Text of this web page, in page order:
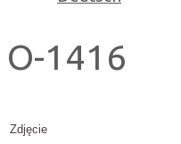
O-1416
Zdjęcie